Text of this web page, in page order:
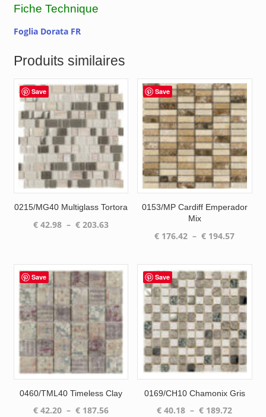
Fiche Technique
Foglia Dorata FR
Produits similaires
Save
0215/MG40 Multiglass Tortora
€42.98 – €203.63Plage
€ 42.98
à
€ 203.63
Save
0153/MP Cardiff Emperador
Mix
€ 176.42 – € 194.57Plage
€
à
€
Save
0460/TML40 Timeless Clay
€42.20 – €187.56Plage
Save
0169/CH10 Chamonix Gris
€ 40.18 – € 189.72Plage